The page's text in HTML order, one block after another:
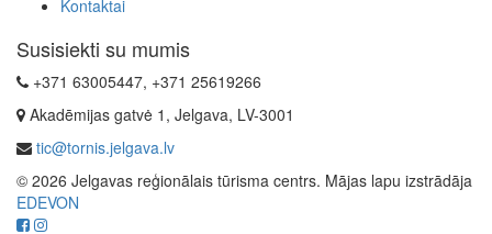
Kontaktai
Susisiekti su mumis
+371 63005447, +371 25619266
Akadēmijas gatvė 1, Jelgava, LV-3001
tic@tornis.jelgava.lv
© 2026 Jelgavas reģionālais tūrisma centrs. Mājas lapu izstrādāja
EDEVON